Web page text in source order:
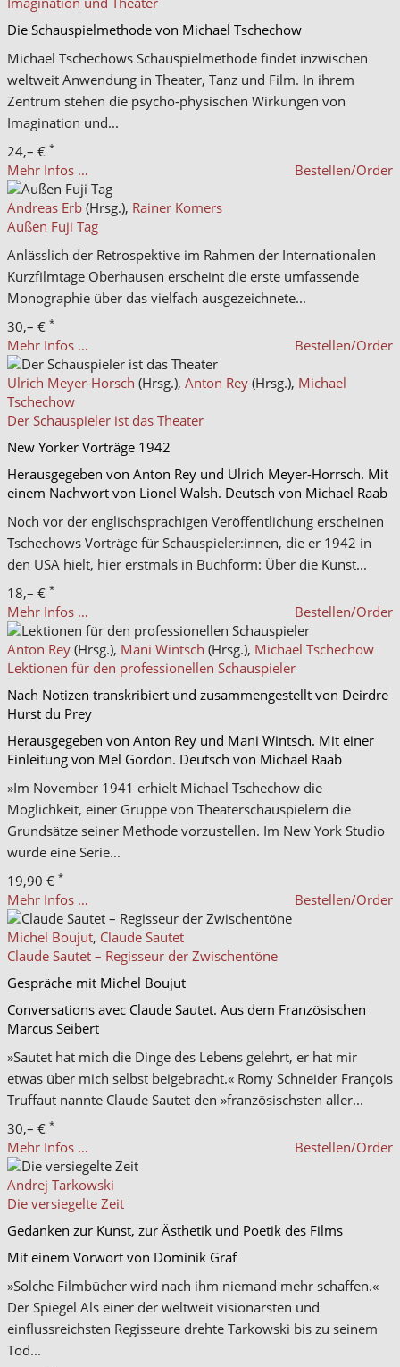
Die Schauspielmethode von Michael Tschechow
Michael Tschechows Schauspielmethode findet inzwischen
weltweit Anwendung in Theater, Tanz und Film. In ihrem
Zentrum stehen die psycho-physischen Wirkungen von
Imagination und...
24,– € *
Mehr Infos … Bestellen/Order
Andreas Erb (Hrsg.), Rainer Komers
Außen Fuji Tag
Anlässlich der Retrospektive im Rahmen der Internationalen
Kurzfilmtage Oberhausen erscheint die erste umfassende
Monographie über das vielfach ausgezeichnete...
30,– € *
Mehr Infos … Bestellen/Order
Ulrich Meyer-Horsch (Hrsg.), Anton Rey (Hrsg.), Michael
Tschechow
Der Schauspieler ist das Theater
New Yorker Vorträge 1942
Herausgegeben von Anton Rey und Ulrich Meyer-Horrsch. Mit
einem Nachwort von Lionel Walsh. Deutsch von Michael Raab
Noch vor der englischsprachigen Veröffentlichung erscheinen
Tschechows Vorträge für Schauspieler:innen, die er 1942 in
den USA hielt, hier erstmals in Buchform: Über die Kunst...
18,– € *
Mehr Infos … Bestellen/Order
Anton Rey (Hrsg.), Mani Wintsch (Hrsg.), Michael Tschechow
Lektionen für den professionellen Schauspieler
Nach Notizen transkribiert und zusammengestellt von Deirdre
Hurst du Prey
Herausgegeben von Anton Rey und Mani Wintsch. Mit einer
Einleitung von Mel Gordon. Deutsch von Michael Raab
»Im November 1941 erhielt Michael Tschechow die
Möglichkeit, einer Gruppe von Theaterschauspielern die
Grundsätze seiner Methode vorzustellen. Im New York Studio
wurde eine Serie...
19,90 € *
Mehr Infos … Bestellen/Order
Michel Boujut, Claude Sautet
Claude Sautet – Regisseur der Zwischentöne
Gespräche mit Michel Boujut
Conversations avec Claude Sautet. Aus dem Französischen
Marcus Seibert
»Sautet hat mich die Dinge des Lebens gelehrt, er hat mir
etwas über mich selbst beigebracht.« Romy Schneider François
Truffaut nannte Claude Sautet den »französischsten aller...
30,– € *
Mehr Infos … Bestellen/Order
Andrej Tarkowski
Die versiegelte Zeit
Gedanken zur Kunst, zur Ästhetik und Poetik des Films
Mit einem Vorwort von Dominik Graf
»Solche Filmbücher wird nach ihm niemand mehr schaffen.«
Der Spiegel Als einer der weltweit visionärsten und
einflussreichsten Regisseure drehte Tarkowski bis zu seinem
Tod...